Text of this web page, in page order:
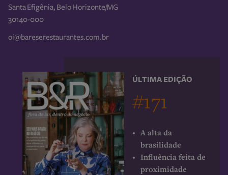
Santa Efigênia, Belo Horizonte/MG
30140-000
oi@bareserestaurantes.com.br
ÚLTIMA EDIÇÃO
#171
A alta da
brasilidade
Influência feita de
proximidade